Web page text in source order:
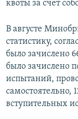
квоты за счет
В августе
статистику,
было зачислено
было зачислено
испытаний,
самостоятельно,
вступительных